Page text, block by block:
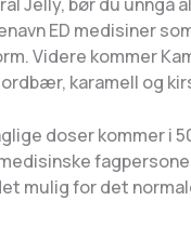
ED medisiner
Videre kommer
karamell og
doser
mulig for det